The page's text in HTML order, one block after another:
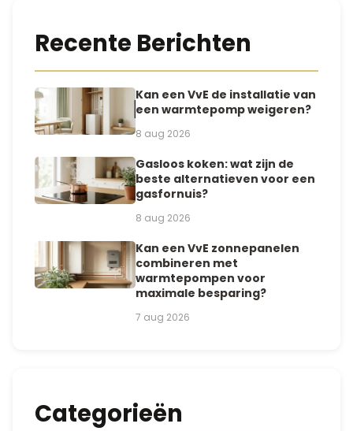
Recente Berichten
Kan een VvE de installatie van
een warmtepomp weigeren?
8 aug 2026
Gasloos koken: wat zijn de
beste alternatieven voor een
gasfornuis?
8 aug 2026
Kan een VvE zonnepanelen
combineren met
warmtepompen voor
maximale besparing?
7 aug 2026
Categorieën